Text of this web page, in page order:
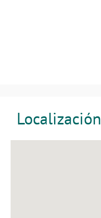
Localización